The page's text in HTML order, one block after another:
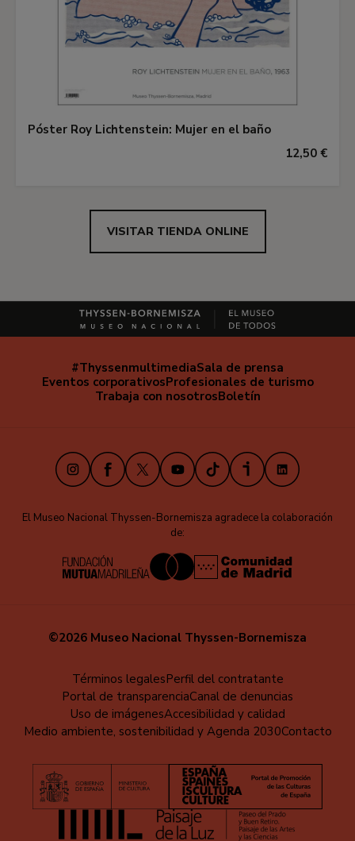
Póster Roy Lichtenstein: Mujer en el baño
12,50 €
VISITAR TIENDA ONLINE
Navegación
secundaria
#ThyssenmultimediaSala de prensa
Eventos corporativosProfesionales de turismo
Trabaja con nosotrosBoletín
InstagramFacebook
X YoutubeTikTokiVooxLinkedIn
El Museo Nacional Thyssen-Bornemisza agradece la colaboración
de:
©2026 Museo Nacional Thyssen-Bornemisza
pie
Términos legalesPerfil del contratante
Portal de transparenciaCanal de denuncias
Uso de imágenesAccesibilidad y calidad
Medio ambiente, sostenibilidad y Agenda 2030Contacto